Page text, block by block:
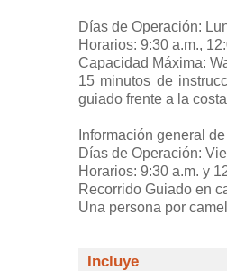
Días de Operación:
Horarios: 9:30 a.m.,
Capacidad Máxima:
15 minutos de
guiado frente a la
Información general
Días de Operación:
Horarios: 9:30 a.m. y
Recorrido Guiado en
Una persona por
Incluye